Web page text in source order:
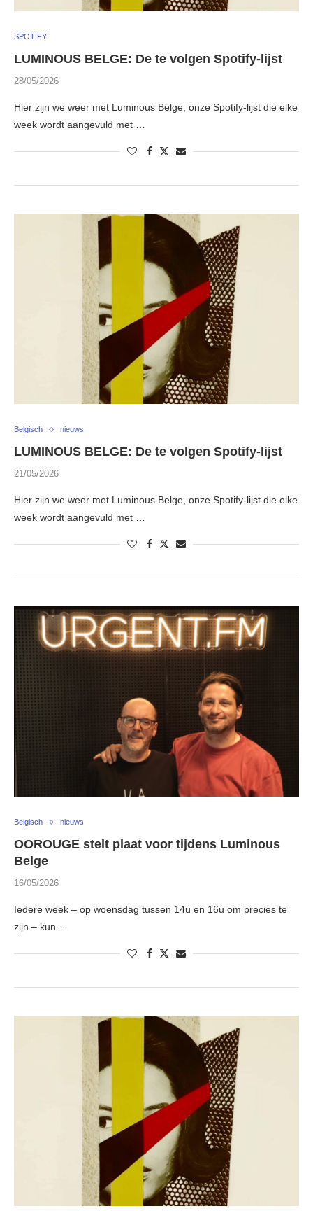
SPOTIFY
LUMINOUS BELGE: De te volgen Spotify-lijst
28/05/2026
Hier zijn we weer met Luminous Belge, onze Spotify-lijst die elke
week wordt aangevuld met …
Belgisch nieuws
LUMINOUS BELGE: De te volgen Spotify-lijst
21/05/2026
Hier zijn we weer met Luminous Belge, onze Spotify-lijst die elke
week wordt aangevuld met …
Belgisch nieuws
OOROUGE stelt plaat voor tijdens Luminous
Belge
16/05/2026
Iedere week – op woensdag tussen 14u en 16u om precies te
zijn – kun …